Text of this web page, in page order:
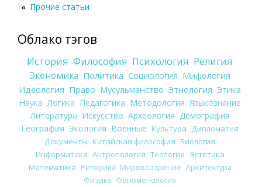
Прочие статьи
Облако тэгов
История Философия Психология Религия
Экономика Политика Социология Мифология
Идеология Право Мусульманство Этнология Этика
Наука Логика Педагогика Методология Языкознание
Литература Искусство Археология Демография
География Экология Военные Культура
Дипломатия
Документы Китайская философия Биология
Информатика Антропология Теология Эстетика
Математика Риторика Мировоззрение Архитектура
Физика Феноменология